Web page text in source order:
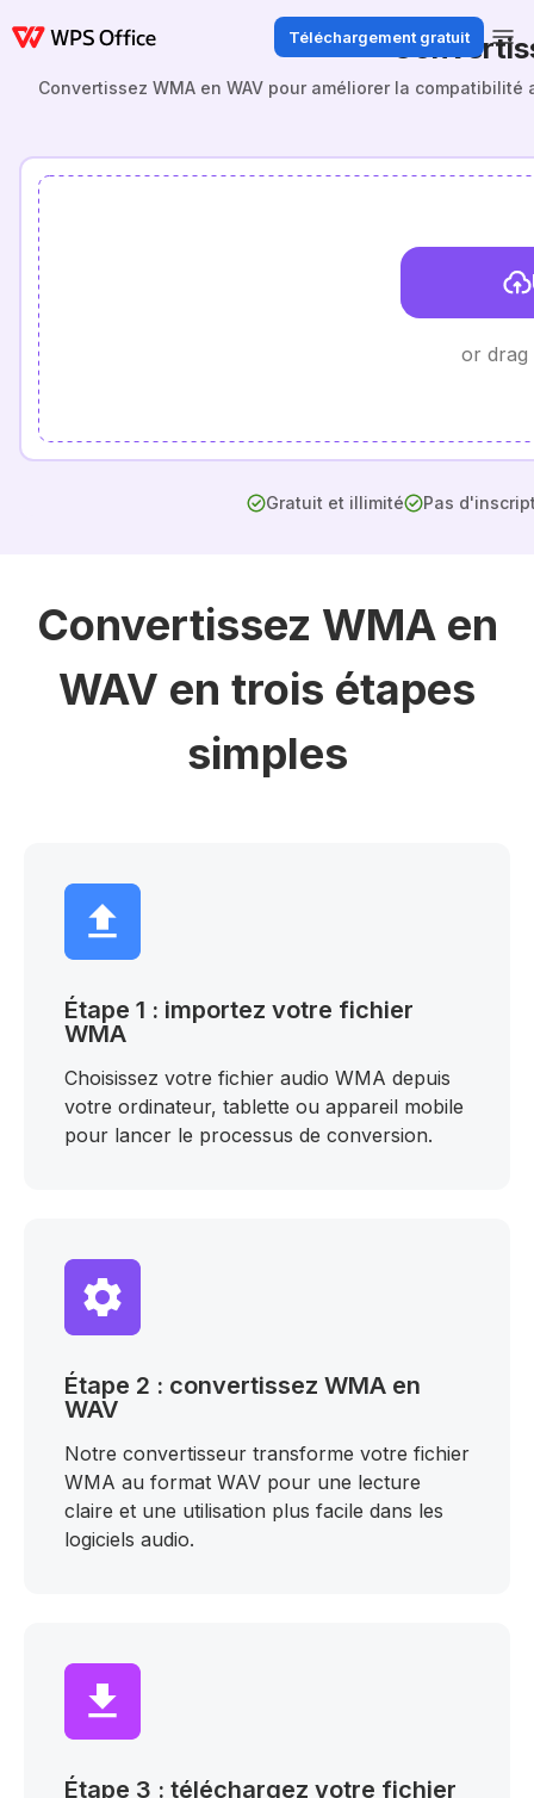
Téléchargement gratuit
Convertissez WMA en WAV pour améliorer la
or drag
Gratuit et illimité Pas
Convertissez WMA en
WAV en trois étapes
simples
Étape 1 : importez votre fichier
WMA
Choisissez votre fichier audio WMA depuis
votre ordinateur, tablette ou appareil mobile
pour lancer le processus de conversion.
Étape 2 : convertissez WMA en
WAV
Notre convertisseur transforme votre fichier
WMA au format WAV pour une lecture
claire et une utilisation plus facile dans les
logiciels audio.
Étape 3 : téléchargez votre fichier